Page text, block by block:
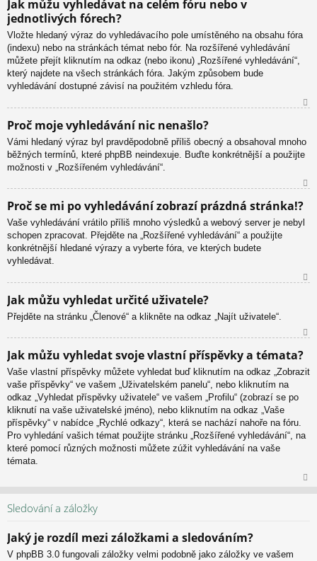
Jak můžu vyhledávat na celém fóru nebo v
jednotlivých fórech?
Vložte hledaný výraz do vyhledávacího pole umístěného na obsahu fóra
(indexu) nebo na stránkách témat nebo fór. Na rozšířené vyhledávání
můžete přejít kliknutím na odkaz (nebo ikonu) „Rozšířené vyhledávání“,
který najdete na všech stránkách fóra. Jakým způsobem bude
vyhledávání dostupné závisí na použitém vzhledu fóra.
or
u
Proč moje vyhledávání nic nenašlo?
Vámi hledaný výraz byl pravděpodobně příliš obecný a obsahoval mnoho
běžných termínů, které phpBB neindexuje. Buďte konkrétnější a použijte
možnosti v „Rozšířeném vyhledávání“.
ah
or
Proč se mi po vyhledávání zobrazí prázdná stránka!?
Vaše vyhledávání vrátilo příliš mnoho výsledků a webový server je nebyl
schopen zpracovat. Přejděte na „Rozšířené vyhledávání“ a použijte
konkrétnější hledané výrazy a vyberte fóra, ve kterých budete
vyhledávat.
u
Jak můžu vyhledat určité uživatele?
Přejděte na stránku „Členové“ a klikněte na odkaz „Najít uživatele“.
ah
or
Jak můžu vyhledat svoje vlastní příspěvky a témata?
Vaše vlastní příspěvky můžete vyhledat buď kliknutím na odkaz „Zobrazit
vaše příspěvky“ ve vašem „Uživatelském panelu“, nebo kliknutím na
odkaz „Vyhledat příspěvky uživatele“ ve vašem „Profilu“ (zobrazí se po
kliknutí na vaše uživatelské jméno), nebo kliknutím na odkaz „Vaše
příspěvky“ v nabídce „Rychlé odkazy“, která se nachází nahoře na fóru.
Pro vyhledání vašich témat použijte stránku „Rozšířené vyhledávání“, na
které pomocí různých možnosti můžete zúžit vyhledávání na vaše
témata.
Sledování a záložky
Jaký je rozdíl mezi záložkami a sledováním?
V phpBB 3.0 fungovali záložky velmi podobně jako záložky ve vašem